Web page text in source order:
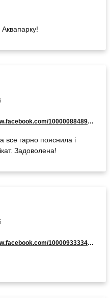
https://www.facebook.com/100000884895438
все гарно пояснила і
Задоволена!
https://www.facebook.com/100009333344278